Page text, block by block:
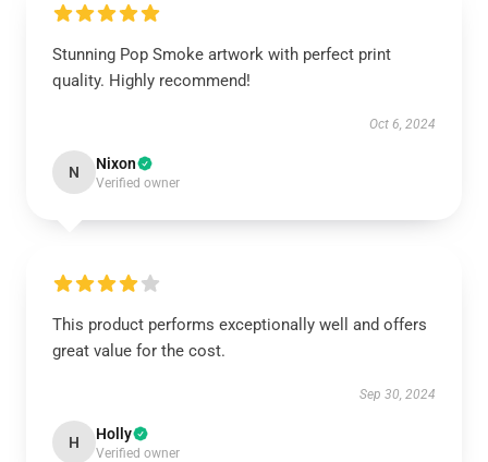
Stunning Pop Smoke artwork with perfect print
quality. Highly recommend!
Oct 6, 2024
N Nixon
Verified owner
This product performs exceptionally well and offers
great value for the cost.
Sep 30, 2024
H Holly
Verified owner